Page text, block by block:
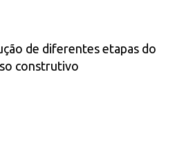
de diferentes etapas do
construtivo